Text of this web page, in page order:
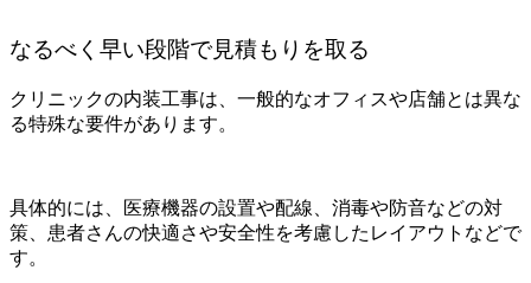
なるべく早い段階で見積もりを取る
クリニックの内装工事は、一般的なオフィスや店舗とは異な
る特殊な要件があります。
具体的には、医療機器の設置や配線、消毒や防音などの対
策、患者さんの快適さや安全性を考慮したレイアウトなどで
す。